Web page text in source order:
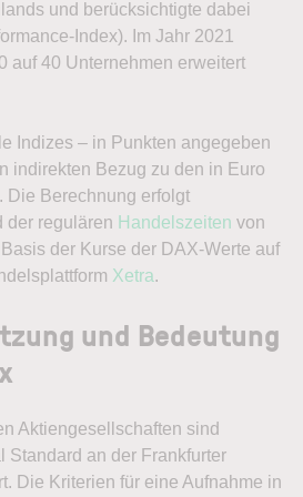
und berücksichtigte dabei
Index). Im Jahr 2021
auf 40 Unternehmen erweitert
Indizes – in Punkten angegeben
indirekten Bezug zu den in Euro
Die Berechnung erfolgt
der regulären Handelszeiten von
der Kurse der DAX-Werte auf
Xetra.
und Bedeutung
Aktiengesellschaften sind
Standard an der Frankfurter
Die Kriterien für eine Aufnahme in